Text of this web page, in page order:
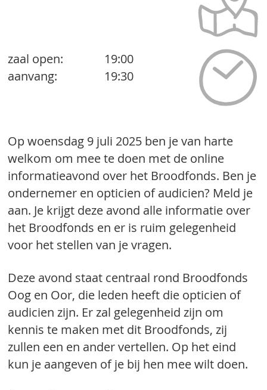
zaal open:
19:00
aanvang:
19:30
Op woensdag 9 juli 2025 ben je van harte
welkom om mee te doen met de online
informatieavond over het Broodfonds. Ben je
ondernemer en opticien of audicien? Meld je
aan. Je krijgt deze avond alle informatie over
het Broodfonds en er is ruim gelegenheid
voor het stellen van je vragen.
Deze avond staat centraal rond Broodfonds
Oog en Oor, die leden heeft die opticien of
audicien zijn. Er zal gelegenheid zijn om
kennis te maken met dit Broodfonds, zij
zullen een en ander vertellen. Op het eind
kun je aangeven of je bij hen mee wilt doen.